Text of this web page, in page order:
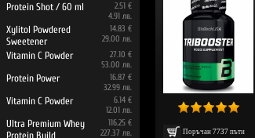
Protein Shot / 60 ml
2.51 €
4.91 лв.
Xylitol Powdered
Sweetener
14.83 €
29.00 лв.
Vitamin C Powder
27.10 €
53.00 лв.
Protein Power
16.87 €
32.99 лв.
Vitamin C Powder
6.14 €
12.01 лв.
Ultra Premium Whey
Protein Build
116.25 €
227.37 лв.
Поръчан 7737 пъти